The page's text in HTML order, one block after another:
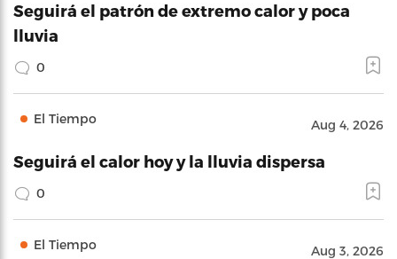
Seguirá el patrón de extremo calor y poca
lluvia
0
El Tiempo Aug 4, 2026
Seguirá el calor hoy y la lluvia dispersa
0
El Tiempo Aug 3, 2026